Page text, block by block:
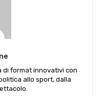
format innovativi con
allo sport, dalla